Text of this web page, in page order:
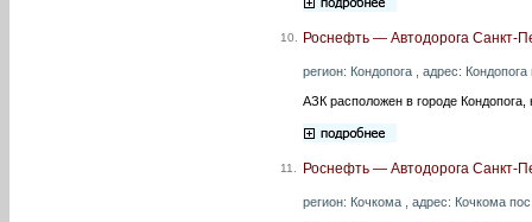
10. Роснефть — Автодорога Санкт-
регион: Кондопога , адрес:
АЗК расположен в городе
11. Роснефть — Автодорога Санкт-
регион: Кочкома , адрес: Кочкома